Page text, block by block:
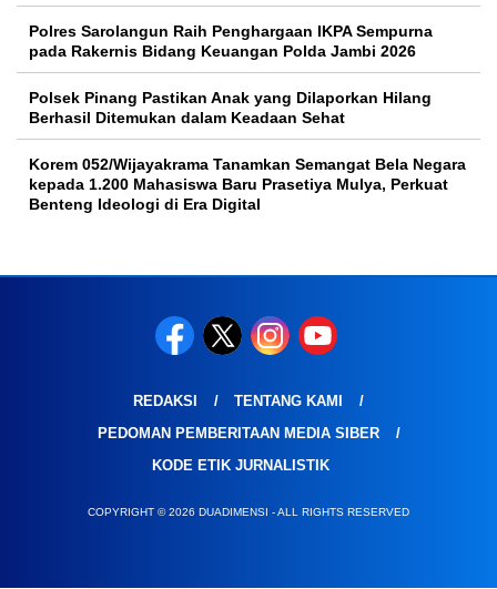
Polres Sarolangun Raih Penghargaan IKPA Sempurna
pada Rakernis Bidang Keuangan Polda Jambi 2026
Polsek Pinang Pastikan Anak yang Dilaporkan Hilang
Berhasil Ditemukan dalam Keadaan Sehat
Korem 052/Wijayakrama Tanamkan Semangat Bela Negara
kepada 1.200 Mahasiswa Baru Prasetiya Mulya, Perkuat
Benteng Ideologi di Era Digital
REDAKSI
TENTANG KAMI
PEDOMAN PEMBERITAAN MEDIA SIBER
KODE ETIK JURNALISTIK
COPYRIGHT © 2026 DUADIMENSI - ALL RIGHTS RESERVED